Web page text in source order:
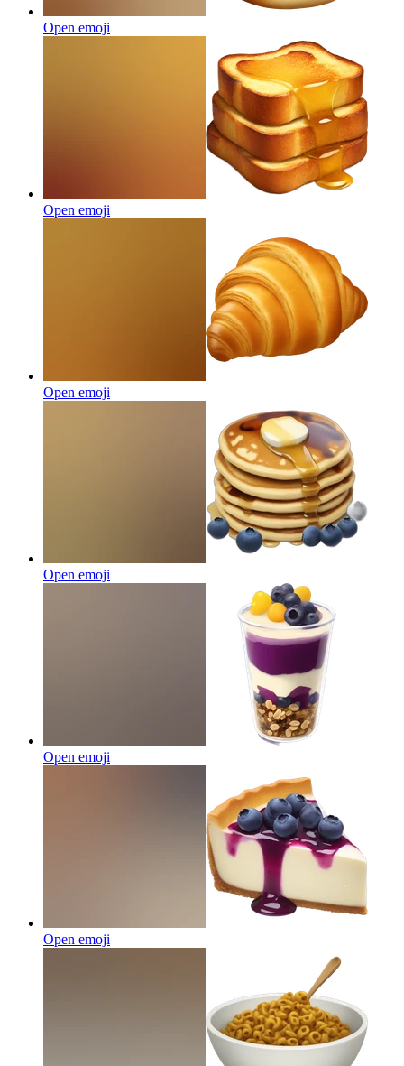
Open emoji
Open emoji
Open emoji
Open emoji
Open emoji
Open emoji